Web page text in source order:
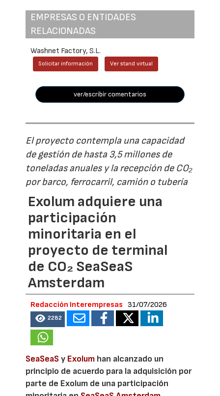
EMPRESAS O ENTIDADES
RELACIONADAS
Washnet Factory, S.L.
Solicitar información Ver stand virtual
ver/escribir comentarios
El proyecto contempla una capacidad
de gestión de hasta 3,5 millones de
toneladas anuales y la recepción de CO₂
por barco, ferrocarril, camión o tubería
Exolum adquiere una
participación
minoritaria en el
proyecto de terminal
de CO₂ SeaSeaS
Amsterdam
Redacción Interempresas 31/07/2026
2282
SeaSeaSy Exolum han alcanzado un
principio de acuerdo para la adquisición por
parte de Exolum de una participación